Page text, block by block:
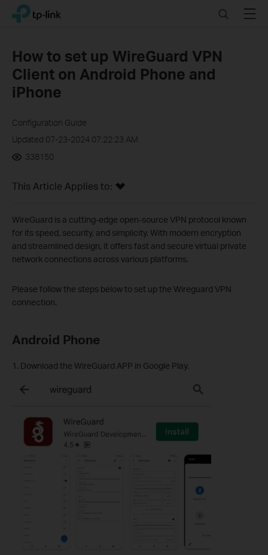
Click
navigation
TP-Link, Reliably Smart SearchMenu
How to set up WireGuard VPN
Client on Android Phone and
iPhone
Configuration Guide
Updated 07-23-2024 07:22:23 AM
338150
This Article Applies to:
WireGuard is a cutting-edge open-source VPN protocol known
for its speed, security, and simplicity. With modern encryption
and streamlined design, it offers fast and secure virtual private
network connections across various platforms.
Please follow the steps below to set up the Wireguard VPN
connection.
Android Phone
1. Download the WireGuard APP in Google Play.